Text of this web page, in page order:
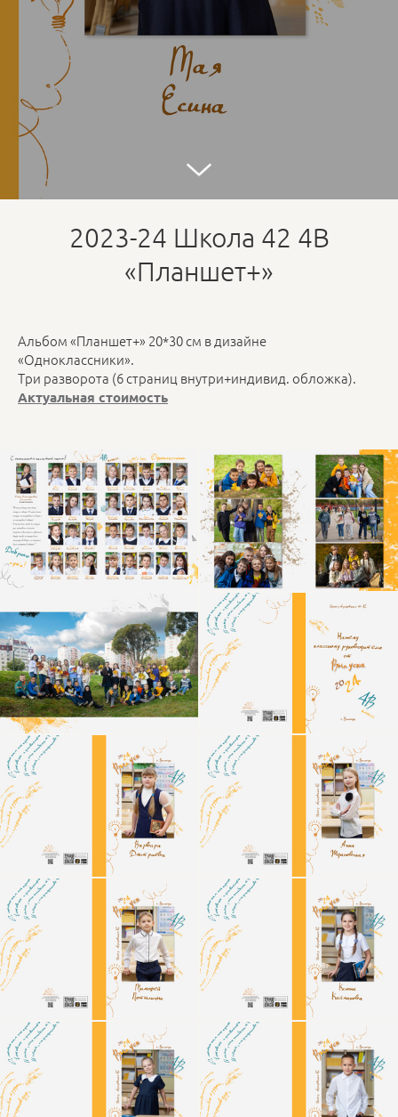
2023-24 Школа 42 4В
«Планшет+»
Альбом «Планшет+» 20*30 см в дизайне
«Одноклассники».
Три разворота (6 страниц внутри+индивид. обложка).
Актуальная стоимость